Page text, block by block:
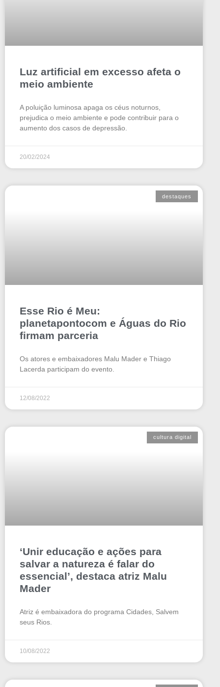
Luz artificial em excesso afeta o
meio ambiente
A poluição luminosa apaga os céus noturnos,
prejudica o meio ambiente e pode contribuir para o
aumento dos casos de depressão.
20/02/2024
destaques
Esse Rio é Meu:
planetapontocom e Águas do Rio
firmam parceria
Os atores e embaixadores Malu Mader e Thiago
Lacerda participam do evento.
12/08/2022
cultura digital
‘Unir educação e ações para
salvar a natureza é falar do
essencial’, destaca atriz Malu
Mader
Atriz é embaixadora do programa Cidades, Salvem
seus Rios.
10/08/2022